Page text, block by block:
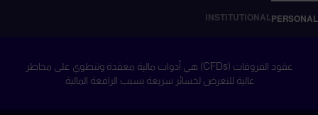
PERSONAL
INSTITUTIONAL
عقود الفروقات (CFDs) هي أدوات مالية معقدة وتنطوي على مخاطر
عالية للتعرض لخسائر سريعة بسبب الرافعة المالية.